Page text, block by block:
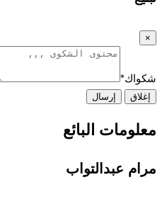
*
إرسال
البائع
عبدالتواب